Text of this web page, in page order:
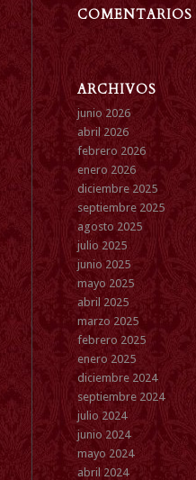
COMENTARIOS
ARCHIVOS
junio 2026
abril 2026
febrero 2026
enero 2026
diciembre 2025
septiembre 2025
agosto 2025
julio 2025
junio 2025
mayo 2025
abril 2025
marzo 2025
febrero 2025
enero 2025
diciembre 2024
septiembre 2024
julio 2024
junio 2024
mayo 2024
abril 2024